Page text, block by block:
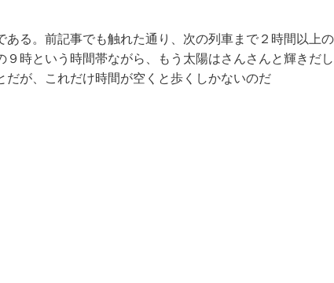
る。前記事でも触れた通り、次の列車まで２時間以上の
時という時間帯ながら、もう太陽はさんさんと輝きだし
が、これだけ時間が空くと歩くしかないのだ